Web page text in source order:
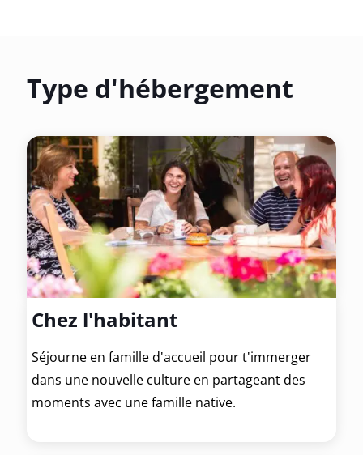
Type d'hébergement
Chez l'habitant
Séjourne en famille d'accueil pour t'immerger
dans une nouvelle culture en partageant des
moments avec une famille native.